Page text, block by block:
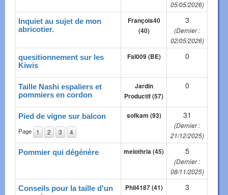
05/05/2026)
Inquiet au sujet de mon
abricotier.
François40
(40)
3
(Dernier :
02/05/2026)
quesitionnement sur les
Kiwis
Fal009 (BE) 0
Taille Nashi espaliers et
pommiers en cordon
Jardin
Productif (57)
0
Pied de vigne sur balcon
Page 1 2 3 4
sofkam (93) 31
(Dernier :
21/12/2025)
Pommier qui dégénère melothria (45) 5
(Dernier :
08/11/2025)
Conseils pour la taille d'un
Phil4187 (41) 3